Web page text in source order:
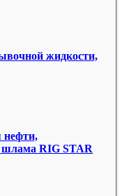
жидкости,
нефти,
шлама RIG STAR